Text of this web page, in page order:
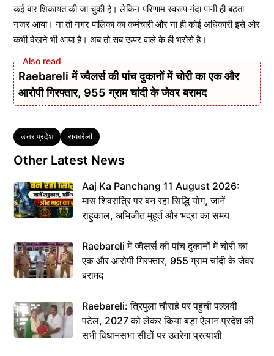
कई बार शिकायत की जा चुकी है। लेकिन परिणाम स्वरूप गंदा पानी ही बढ़ता
नजर आया। ना तो नगर पालिका का कर्मचारी और ना ही कोई अधिकारी इसे ओर
कभी देखने भी आया है। अब तो सब ऊपर वाले के ही भरोसे है।
Raebareli में ज्वैलर्स की पांच दुकानों में चोरी का एक और
आरोपी गिरफ्तार, 955 ग्राम चांदी के जेवर बरामद
Tags
उत्तर प्रदेश रायबरेली
Other Latest News
Aaj Ka Panchang 11 August 2026:
मास शिवरात्रि पर बन रहा सिद्धि योग, जानें
राहुकाल, अभिजीत मुहूर्त और भद्रा का समय
Raebareli में ज्वैलर्स की पांच दुकानों में चोरी का
एक और आरोपी गिरफ्तार, 955 ग्राम चांदी के जेवर
बरामद
Raebareli: त्रिपुला चौराहे पर पहुंची पल्लवी
पटेल, 2027 को लेकर किया बड़ा ऐलान प्रदेश की
सभी विधानसभा सीटों पर उतरेगा प्रत्याशी